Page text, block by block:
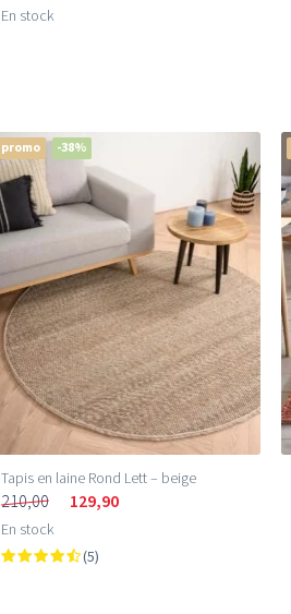
En stock
promo -38%
Tapis en laine Rond Lett – beige
210,00 129,90
En stock
(5)